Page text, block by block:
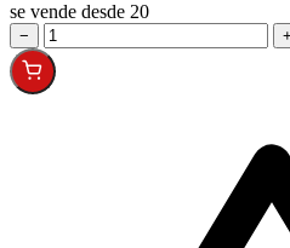
se vende desde 20
− +